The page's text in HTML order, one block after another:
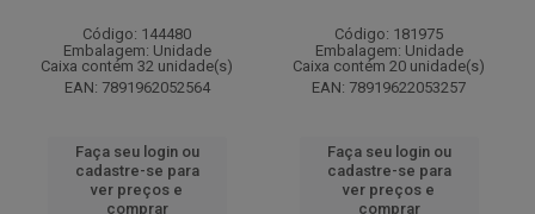
Código: 144480
Embalagem: Unidade
Caixa contém 32 unidade(s)
EAN: 7891962052564
Faça seu login ou
cadastre-se para
ver preços e
comprar
Código: 181975
Embalagem: Unidade
Caixa contém 20 unidade(s)
EAN: 78919622053257
Faça seu login ou
cadastre-se para
ver preços e
comprar